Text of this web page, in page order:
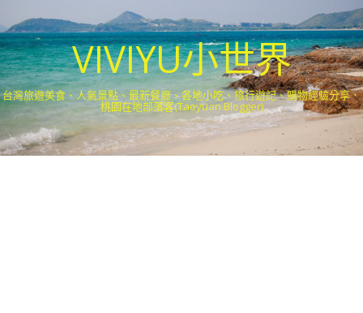
VIVIYU小世界
台灣旅遊美食、人氣景點、最新餐廳、各地小吃、旅行遊記、購物經驗分享．
桃園在地部落客(Taoyuan Blogger)